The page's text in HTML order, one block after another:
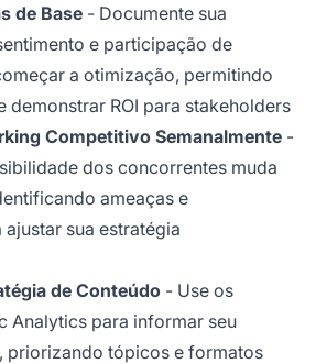
de Base - Documente sua
e participação de
a otimização, permitindo
demonstrar ROI para stakeholders
Competitivo Semanalmente -
dos concorrentes muda
ameaças e
sua estratégia
de Conteúdo - Use os
Analytics para informar seu
priorizando tópicos e formatos